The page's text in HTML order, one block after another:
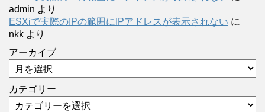
admin より
ESXiで実際のIPの範囲にIPアドレスが表示されない に
nkk より
アーカイブ
カテゴリー